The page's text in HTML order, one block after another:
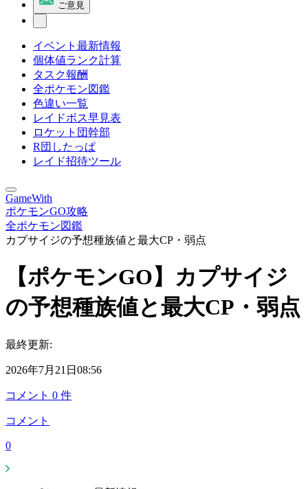
ご意見
イベント最新情報
個体値ランク計算
タスク報酬
全ポケモン図鑑
色違い一覧
レイドボス早見表
ロケット団幹部
R団したっぱ
レイド招待ツール
GameWith
ポケモンGO攻略
全ポケモン図鑑
カプサイジの予想種族値と最大CP・弱点
【ポケモンGO】カプサイジ
の予想種族値と最大CP・弱点
最終更新:
2026年7月21日08:56
コメント 0 件
コメント
0